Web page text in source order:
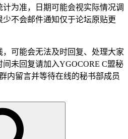
为准，日期可能会视实际情况调
不会邮件通知仅于论坛原贴更
可能会无法及时回复、处理大家
未回复请加入YGOCORE C盟秘
内留言并等待在线的秘书部成员